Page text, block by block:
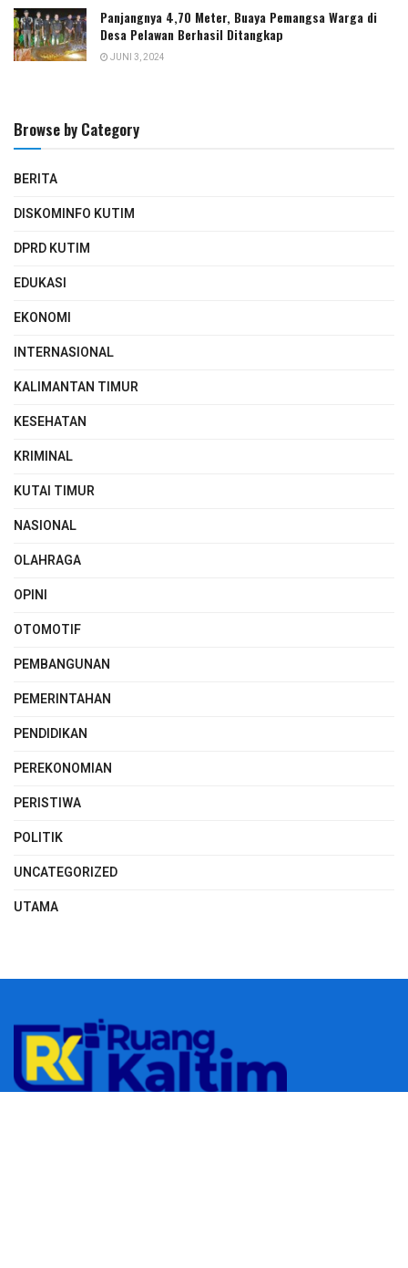
Panjangnya 4,70 Meter, Buaya Pemangsa Warga di
Desa Pelawan Berhasil Ditangkap
JUNI 3, 2024
Browse by Category
BERITA
DISKOMINFO KUTIM
DPRD KUTIM
EDUKASI
EKONOMI
INTERNASIONAL
KALIMANTAN TIMUR
KESEHATAN
KRIMINAL
KUTAI TIMUR
NASIONAL
OLAHRAGA
OPINI
OTOMOTIF
PEMBANGUNAN
PEMERINTAHAN
PENDIDIKAN
PEREKONOMIAN
PERISTIWA
POLITIK
UNCATEGORIZED
UTAMA